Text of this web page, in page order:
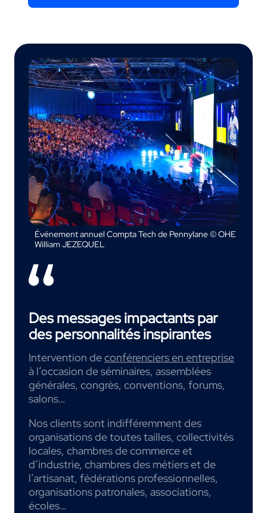
Événement annuel Compta Tech de Pennylane © OHE
William JEZEQUEL
Des messages impactants par
des personnalités inspirantes
Intervention deconférenciers en entreprise
à l’occasion de séminaires, assemblées
générales, congrès, conventions, forums,
salons…
Nos clients sont indifféremment des
organisations de toutes tailles, collectivités
locales, chambres de commerce et
d’industrie, chambres des métiers et de
l’artisanat, fédérations professionnelles,
organisations patronales, associations,
écoles…